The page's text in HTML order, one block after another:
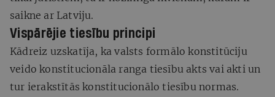
saikne ar Latviju.
Vispārējie tiesību principi
Kādreiz uzskatīja, ka valsts formālo konstitūciju
veido konstitucionāla ranga tiesību akts vai akti un
tur ierakstītās konstitucionālo tiesību normas.